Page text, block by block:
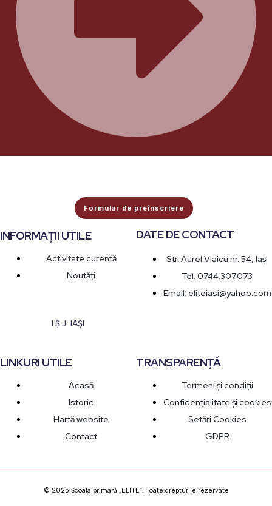
Formular de preînscriere
INFORMAȚII UTILE
Activitate curentă
Noutăți
I.Ș.J. IAȘI
DATE DE CONTACT
Str. Aurel Vlaicu nr. 54, Iași
Tel. 0744.307.073
Email: eliteiasi@yahoo.com
LINKURI UTILE
Acasă
Istoric
Hartă website
Contact
TRANSPARENȚĂ
Termeni și condiții
Confidențialitate și cookies
Setări Cookies
GDPR
© 2025 Școala primară „ELITE”. Toate drepturile rezervate